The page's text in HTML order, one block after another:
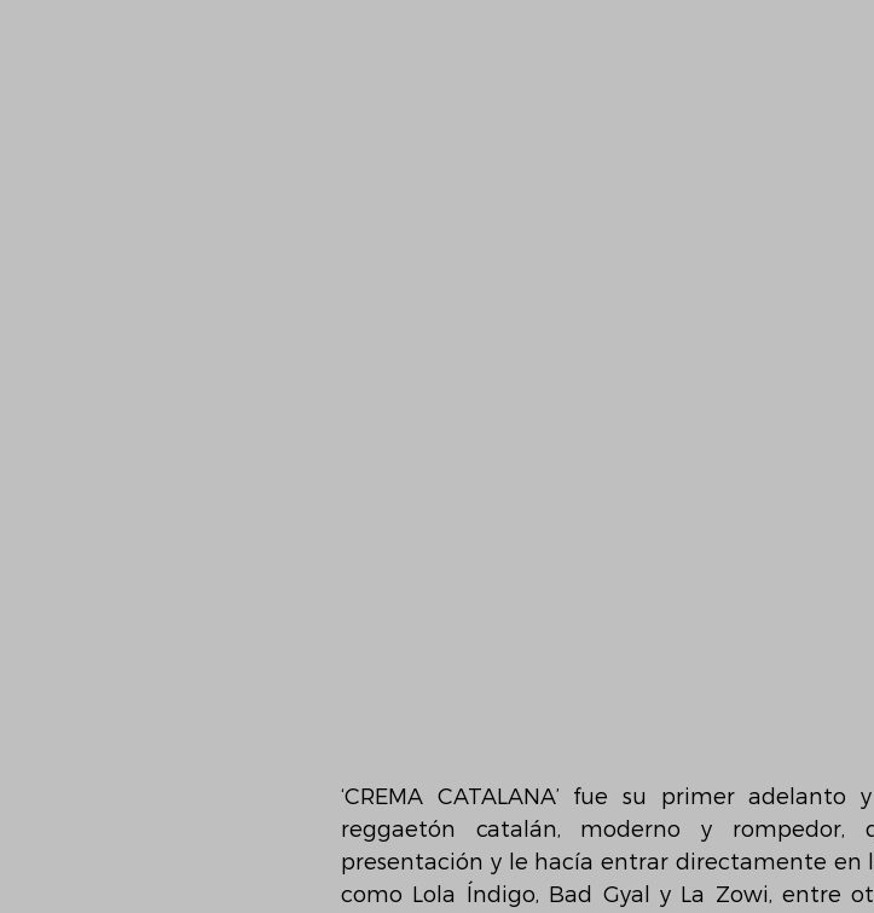
‘CREMA CATALANA’ fue su primer
reggaetón catalán, moderno y
presentación y le hacía entrar directamente en
como Lola Índigo, Bad Gyal y La Zowi, entre